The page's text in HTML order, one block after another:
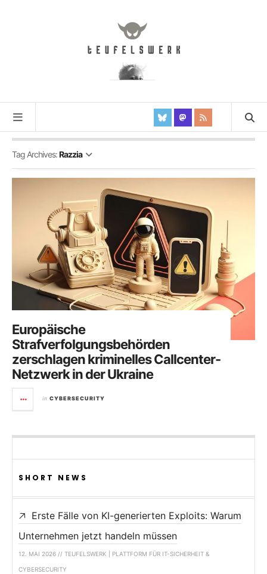
Tag Archives:Razzia
Europäische
Strafverfolgungsbehörden
zerschlagen kriminelles Callcenter-
Netzwerk in der Ukraine
in CYBERSECURITY
SHORT NEWS
Erste Fälle von KI-generierten Exploits: Warum
Unternehmen jetzt handeln müssen
12. MAI 2026 // TEUFELSWERK | PLATTFORM FÜR IT-SICHERHEIT &
CYBERSECURITY